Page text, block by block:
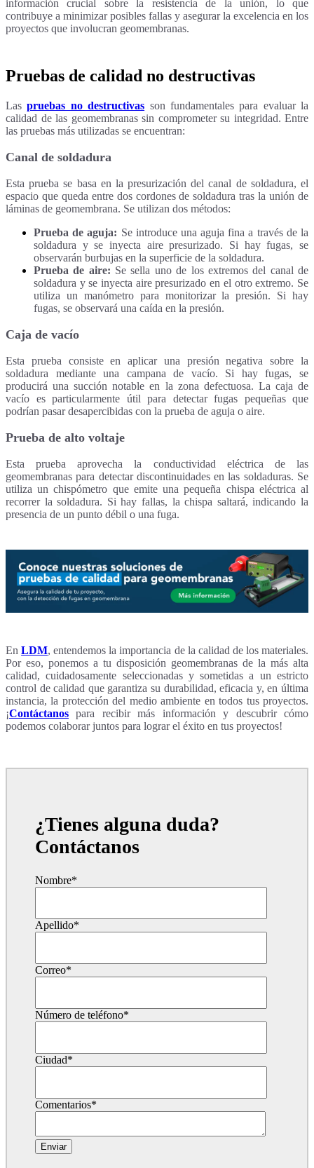
información crucial sobre la resistencia de la unión, lo que
contribuye a minimizar posibles fallas y asegurar la excelencia en los
proyectos que involucran geomembranas.
Pruebas de calidad no destructivas
Laspruebas no destructivas son fundamentales para evaluar la
calidad de las geomembranas sin comprometer su integridad. Entre
las pruebas más utilizadas se encuentran:
Canal de soldadura
Esta prueba se basa en la presurización del canal de soldadura, el
espacio que queda entre dos cordones de soldadura tras la unión de
láminas de geomembrana. Se utilizan dos métodos:
Prueba de aguja: Se introduce una aguja fina a través de la
soldadura y se inyecta aire presurizado. Si hay fugas, se
observarán burbujas en la superficie de la soldadura.
Prueba de aire: Se sella uno de los extremos del canal de
soldadura y se inyecta aire presurizado en el otro extremo. Se
utiliza un manómetro para monitorizar la presión. Si hay
fugas, se observará una caída en la presión.
Caja de vacío
Esta prueba consiste en aplicar una presión negativa sobre la
soldadura mediante una campana de vacío. Si hay fugas, se
producirá una succión notable en la zona defectuosa. La caja de
vacío es particularmente útil para detectar fugas pequeñas que
podrían pasar desapercibidas con la prueba de aguja o aire.
Prueba de alto voltaje
Esta prueba aprovecha la conductividad eléctrica de las
geomembranas para detectar discontinuidades en las soldaduras. Se
utiliza un chispómetro que emite una pequeña chispa eléctrica al
recorrer la soldadura. Si hay fallas, la chispa saltará, indicando la
presencia de un punto débil o una fuga.
EnLDM, entendemos la importancia de la calidad de los materiales.
Por eso, ponemos a tu disposición geomembranas de la más alta
calidad, cuidadosamente seleccionadas y sometidas a un estricto
control de calidad que garantiza su durabilidad, eficacia y, en última
instancia, la protección del medio ambiente en todos tus proyectos.
¡Contáctanos para recibir más información y descubrir cómo
podemos colaborar juntos para lograr el éxito en tus proyectos!
¿Tienes alguna duda?
Contáctanos
Nombre*
Apellido*
Correo*
Número de teléfono*
Ciudad*
Comentarios*